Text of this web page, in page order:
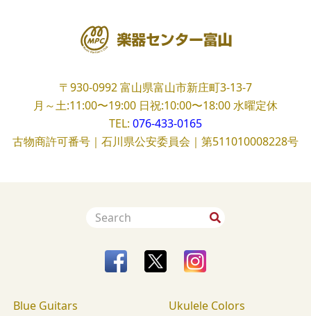
〒930-0992富山県富山市新庄町3-13-7
月～土:11:00〜19:00 日祝:10:00〜18:00水曜定休
TEL: 076-433-0165
古物商許可番号｜石川県公安委員会｜第511010008228号
Blue Guitars Ukulele Colors